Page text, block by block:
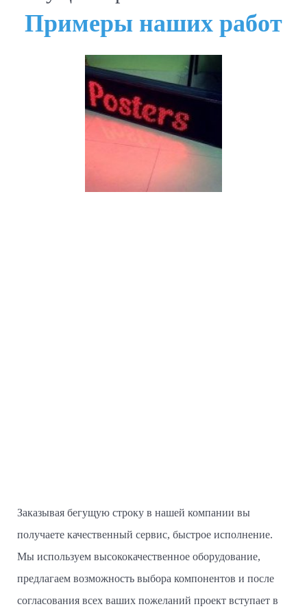
Примеры наших работ
Заказывая бегущую строку в нашей компании вы
получаете качественный сервис, быстрое исполнение.
Мы используем высококачественное оборудование,
предлагаем возможность выбора компонентов и после
согласования всех ваших пожеланий проект вступает в